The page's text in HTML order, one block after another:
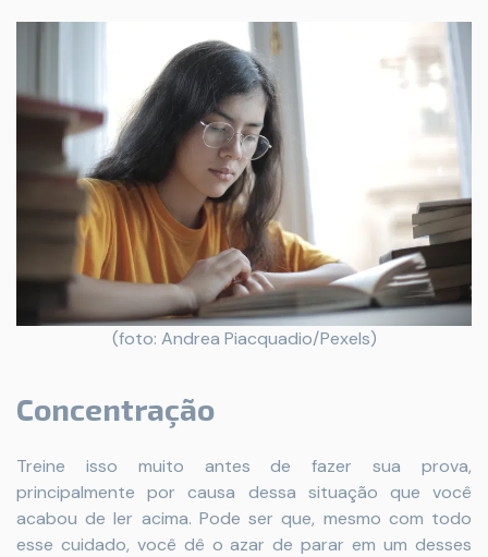
(foto: Andrea Piacquadio/Pexels)
Concentração
Treine isso muito antes de fazer sua prova,
principalmente por causa dessa situação que você
acabou de ler acima. Pode ser que, mesmo com todo
esse cuidado, você dê o azar de parar em um desses